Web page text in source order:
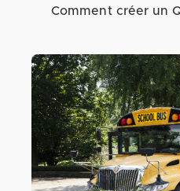
Comment créer un